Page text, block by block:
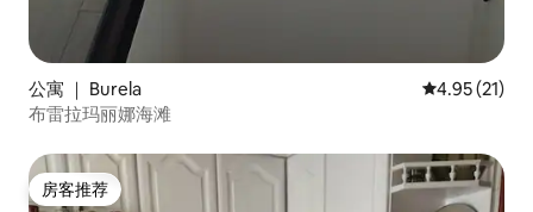
公寓 ｜ Burela 平均评分
4.95 (21)
布雷拉玛丽娜海滩
房客推荐
房客推荐